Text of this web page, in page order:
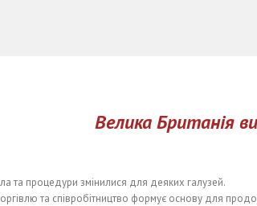
Велика Британія
та процедури змінилися для деяких галузей.
та співробітництво формує основу для